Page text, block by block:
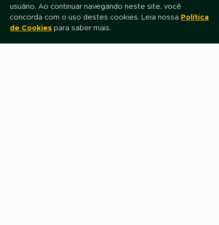
Assine nossa newsletter e fique por dentro das novidades e promoções
Nome
usuário. Ao continuar navegando neste site, você
concorda com o uso destes cookies. Leia nossa Política
de Cookies para saber mais.